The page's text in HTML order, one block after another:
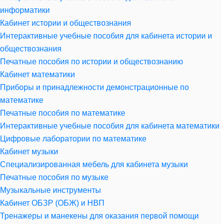
информатики
Кабинет истории и обществознания
Интерактивные учебные пособия для кабинета истории и
обществознания
Печатные пособия по истории и обществознанию
Кабинет математики
Приборы и принадлежности демонстрационные по
математике
Печатные пособия по математике
Интерактивные учебные пособия для кабинета математики
Цифровые лаборатории по математике
Кабинет музыки
Специализированная мебель для кабинета музыки
Печатные пособия по музыке
Музыкальные инструменты
Кабинет ОБЗР (ОБЖ) и НВП
Тренажеры и манекены для оказания первой помощи